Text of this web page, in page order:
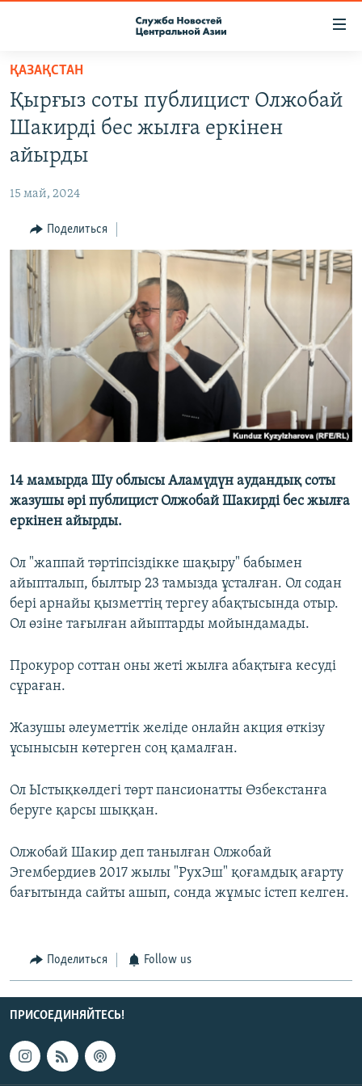
Вернуться
основному
содержанию
Вернутся
главной
Вернутся
поиску
ПОДПИСКА
КОНТАКТЫ
НАСТОЯЩЕЕ ВРЕМЯ
МИГРАНТ МЕДИА
ҚАЗАҚСТАН
Қырғыз соты публицист Олжобай
Шакирді бес жылға еркінен
айырды
15 май, 2024
Поделиться
14 мамырда Шу облысы Аламүдүн аудандық соты
жазушы әрі публицист Олжобай Шакирді бес жылға
еркінен айырды.
Ол "жаппай тәртіпсіздікке шақыру" бабымен
айыпталып, былтыр 23 тамызда ұсталған. Ол содан
бері арнайы қызметтің тергеу абақтысында отыр.
Ол өзіне тағылған айыптарды мойындамады.
Прокурор соттан оны жеті жылға абақтыға кесуді
сұраған.
Жазушы әлеуметтік желіде онлайн акция өткізу
ұсынысын көтерген соң қамалған.
Ол Ыстықкөлдегі төрт пансионатты Өзбекстанға
беруге қарсы шыққан.
Олжобай Шакир деп танылған Олжобай
Эгембердиев 2017 жылы "РухЭш" қоғамдық ағарту
бағытында сайты ашып, сонда жұмыс істеп келген.
Поделиться Follow us
ПРИСОЕДИНЯЙТЕСЬ!